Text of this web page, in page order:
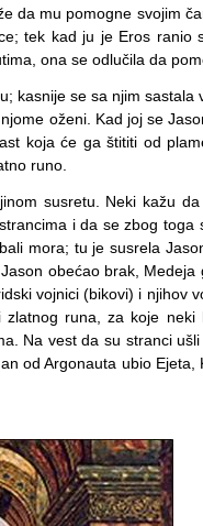
da mu pomogne svojim
tek kad ju je Eros ranio
ona se odlučila da
kasnije se sa njim sastala
oženi. Kad joj se
koja će ga štititi od
runo.
susretu. Neki kažu
i da se zbog toga
mora; tu je susrela
obećao brak, Medeja
vojnici (bikovi) i njihov
runa, za koje
Na vest da su stranci
od Argonauta ubio Ejeta,